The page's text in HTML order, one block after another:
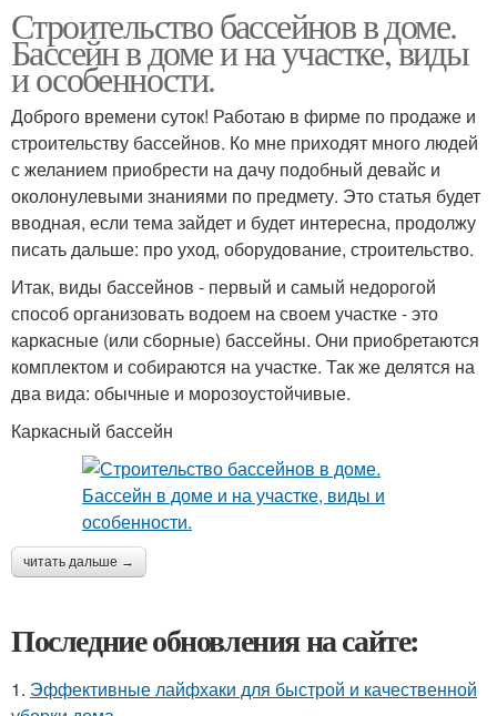
Строительство бассейнов в доме.
Бассейн в доме и на участке, виды
и особенности.
Доброго времени суток! Работаю в фирме по продаже и
строительству бассейнов. Ко мне приходят много людей
с желанием приобрести на дачу подобный девайс и
околонулевыми знаниями по предмету. Это статья будет
вводная, если тема зайдет и будет интересна, продолжу
писать дальше: про уход, оборудование, строительство.
Итак, виды бассейнов - первый и самый недорогой
способ организовать водоем на своем участке - это
каркасные (или сборные) бассейны. Они приобретаются
комплектом и собираются на участке. Так же делятся на
два вида: обычные и морозоустойчивые.
Каркасный бассейн
читать дальше →
Последние обновления на сайте:
1. Эффективные лайфхаки для быстрой и качественной